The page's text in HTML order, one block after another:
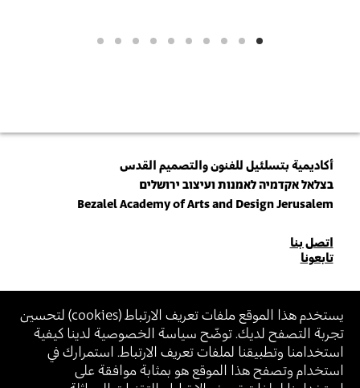
يستخدم هذا الموقع ملفات تعريف الارتباط (cookies) لتحسين
تجربة التصفح لديك. توضّح سياسة الخصوصية لدينا كيفية
استخدامنا وتطبيقنا لملفات تعريف الارتباط. استمرارك في
استخدام وتصفح هذا الموقع هو بمثابة موافقة على
أكاديمية بتسلئيل للفنون والتصميم القدس
בצלאל אקדמיה לאמנות ועיצוב ירושלים
Bezalel Academy of Arts and Design Jerusalem
للاتصال
بنا
اتصل بنا
تابعونا
انضم\ي لنشرتنا البريدية (نيوزلتر)
أدخل\ي عنوان الإيميل
بالانضمام، أنت توافق علىسياسة الخصوصيةوشروط الاستخدام الخاصة ببتسلئيل